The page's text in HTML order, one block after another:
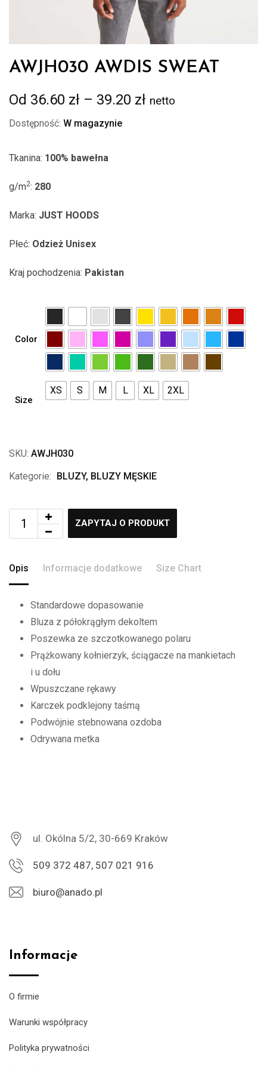
AWJH030 AWDIS SWEAT
Od 36.60 zł – 39.20 złZakres
netto
Dostępność: W magazynie
Tkanina: 100% bawełna
g/m2: 280
Marka: JUST HOODS
Płeć: Odzież Unisex
Kraj pochodzenia: Pakistan
Color
Size
XS S M L XL 2XL
SKU: AWJH030
Kategorie: BLUZY, BLUZY MĘSKIE
ZAPYTAJ O PRODUKT
Opis Informacje dodatkowe Size Chart
Standardowe dopasowanie
Bluza z półokrągłym dekoltem
Poszewka ze szczotkowanego polaru
Prążkowany kołnierzyk, ściągacze na mankietach
i u dołu
Wpuszczane rękawy
Karczek podklejony taśmą
Podwójnie stebnowana ozdoba
Odrywana metka
ul. Okólna 5/2, 30-669 Kraków
509 372 487, 507 021 916
biuro@anado.pl
Informacje
O firmie
Warunki współpracy
Polityka prywatności